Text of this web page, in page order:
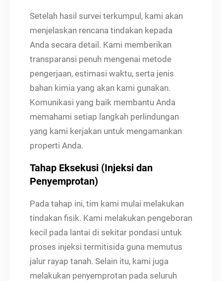
Setelah hasil survei terkumpul, kami akan
menjelaskan rencana tindakan kepada
Anda secara detail. Kami memberikan
transparansi penuh mengenai metode
pengerjaan, estimasi waktu, serta jenis
bahan kimia yang akan kami gunakan.
Komunikasi yang baik membantu Anda
memahami setiap langkah perlindungan
yang kami kerjakan untuk mengamankan
properti Anda.
Tahap Eksekusi (Injeksi dan
Penyemprotan)
Pada tahap ini, tim kami mulai melakukan
tindakan fisik. Kami melakukan pengeboran
kecil pada lantai di sekitar pondasi untuk
proses injeksi termitisida guna memutus
jalur rayap tanah. Selain itu, kami juga
melakukan penyemprotan pada seluruh